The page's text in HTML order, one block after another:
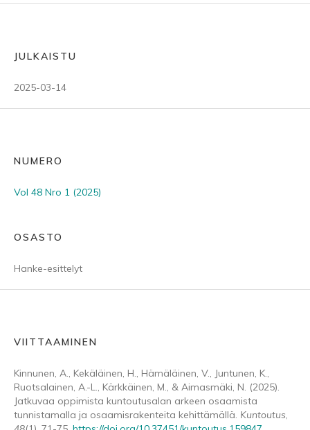
JULKAISTU
2025-03-14
NUMERO
Vol 48 Nro 1 (2025)
OSASTO
Hanke-esittelyt
VIITTAAMINEN
Kinnunen, A., Kekäläinen, H., Hämäläinen, V., Juntunen, K.,
Ruotsalainen, A.-L., Kärkkäinen, M., & Aimasmäki, N. (2025).
Jatkuvaa oppimista kuntoutusalan arkeen osaamista
tunnistamalla ja osaamisrakenteita kehittämällä. Kuntoutus,